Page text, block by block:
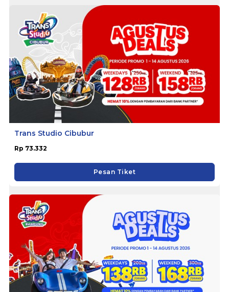
Trans Studio Cibubur
Rp 73.332
Pesan Tiket